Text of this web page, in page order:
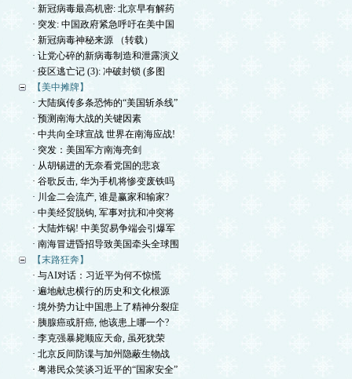
· 新冠病毒最高机密: 北京早有解药
· 突发: 中国政府紧急呼吁在美中国
· 新冠病毒神秘来源 （转载）
· 让党心碎的新病毒制造和泄露演义
· 疫区逃亡记 (3): 冲破封锁 (多图
【美中摊牌】
· 大陆疯传多条恐怖的“美国斩杀线”
· 预测南海大战的关键因素
· 中共向全球宣战 世界在南海应战!
· 突发：美国军方南海亮剑
· 从胡锡进的无奈看党国的悲哀
· 谷歌反击, 华为手机将惨变废铁吗
· 川金二会流产, 谁是赢家和输家?
· 中美经贸脱钩, 军事对抗和冲突将
· 大陆炸锅! 中美贸易争端会引爆军
· 南海冒进昏招导致美国牵头全球围
【末路狂奔】
· 与AI对话：习近平为何不惊慌
· 遍地献忠横行的历史和文化根源
· 境外势力让中国患上了精神分裂症
· 胰腺癌或肝癌, 他该患上哪一个?
· 李克强暴毙顺应天命, 虽死犹荣
· 北京反间防谍与加州隐蔽生物战
· 粤港民众笑谈习近平的“国家安全”